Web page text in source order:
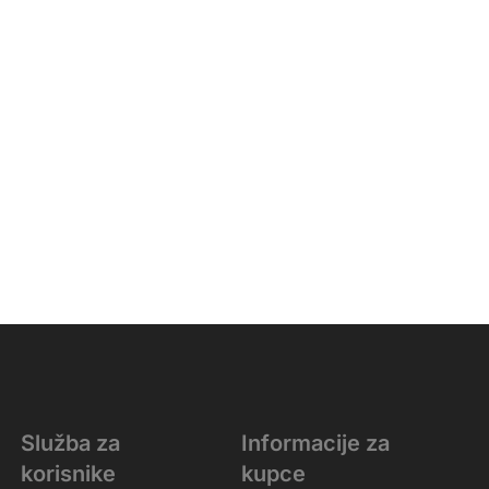
Služba za
korisnike
Informacije za
kupce